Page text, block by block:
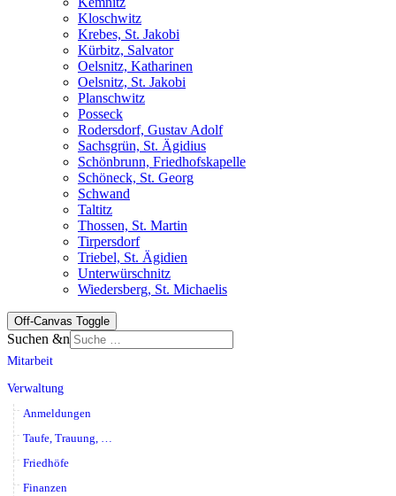
Kloschwitz
Krebes, St. Jakobi
Kürbitz, Salvator
Oelsnitz, Katharinen
Oelsnitz, St. Jakobi
Planschwitz
Posseck
Rodersdorf, Gustav Adolf
Sachsgrün, St. Ägidius
Schönbrunn, Friedhofskapelle
Schöneck, St. Georg
Schwand
Taltitz
Thossen, St. Martin
Tirpersdorf
Triebel, St. Ägidien
Unterwürschnitz
Wiedersberg, St. Michaelis
Off-Canvas Toggle
Suchen &n
Mitarbeit
Verwaltung
Anmeldungen
Taufe, Trauung, …
Friedhöfe
Finanzen